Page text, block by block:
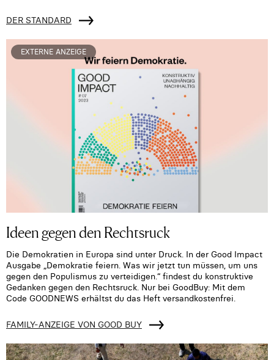
DER STANDARD
EXTERNE ANZEIGE
Ideen gegen den Rechtsruck
Die Demokratien in Europa sind unter Druck. In der Good Impact
Ausgabe „Demokratie feiern. Was wir jetzt tun müssen, um uns
gegen den Populismus zu verteidigen.“ findest du konstruktive
Gedanken gegen den Rechtsruck. Nur bei GoodBuy: Mit dem
Code GOODNEWS erhältst du das Heft versandkostenfrei.
FAMILY-ANZEIGE VON GOOD BUY